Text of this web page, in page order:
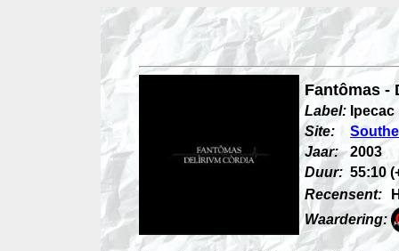
Fantômas -
Label:
Site:
Jaar:
2003
Duur: 55:10
Recensent:
Waardering: